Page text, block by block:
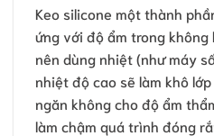
Keo silicone một thành
ứng với độ ẩm trong không
nên dùng nhiệt (như máy
nhiệt độ cao sẽ làm khô
ngăn không cho độ ẩm
làm chậm quá trình đóng